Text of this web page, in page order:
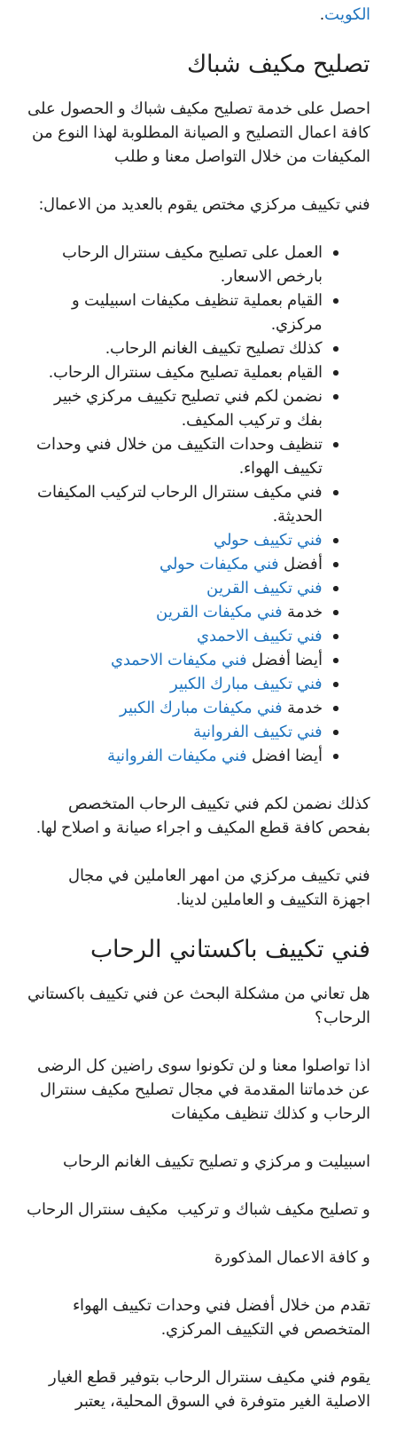
الكويت.
تصليح مكيف شباك
احصل على خدمة تصليح مكيف شباك و الحصول على
كافة اعمال التصليح و الصيانة المطلوبة لهذا النوع من
المكيفات من خلال التواصل معنا و طلب
فني تكييف مركزي مختص يقوم بالعديد من الاعمال:
العمل على تصليح مكيف سنترال الرحاب
بارخص الاسعار.
القيام بعملية تنظيف مكيفات اسبيليت و
مركزي.
كذلك تصليح تكييف الغانم الرحاب.
القيام بعملية تصليح مكيف سنترال الرحاب.
نضمن لكم فني تصليح تكييف مركزي خبير
بفك و تركيب المكيف.
تنظيف وحدات التكييف من خلال فني وحدات
تكييف الهواء.
فني مكيف سنترال الرحاب لتركيب المكيفات
الحديثة.
فني تكييف حولي
أفضل فني مكيفات حولي
فني تكييف القرين
خدمة فني مكيفات القرين
فني تكييف الاحمدي
أيضا أفضل فني مكيفات الاحمدي
فني تكييف مبارك الكبير
خدمة فني مكيفات مبارك الكبير
فني تكييف الفروانية
أيضا افضل فني مكيفات الفروانية
كذلك نضمن لكم فني تكييف الرحاب المتخصص
بفحص كافة قطع المكيف و اجراء صيانة و اصلاح لها.
فني تكييف مركزي من امهر العاملين في مجال
اجهزة التكييف و العاملين لدينا.
فني تكييف باكستاني الرحاب
هل تعاني من مشكلة البحث عن فني تكييف باكستاني
الرحاب؟
اذا تواصلوا معنا و لن تكونوا سوى راضين كل الرضى
عن خدماتنا المقدمة في مجال تصليح مكيف سنترال
الرحاب و كذلك تنظيف مكيفات
اسبيليت و مركزي و تصليح تكييف الغانم الرحاب
و تصليح مكيف شباك و تركيب مكيف سنترال الرحاب
و كافة الاعمال المذكورة
تقدم من خلال أفضل فني وحدات تكييف الهواء
المتخصص في التكييف المركزي.
يقوم فني مكيف سنترال الرحاب بتوفير قطع الغيار
الاصلية الغير متوفرة في السوق المحلية، يعتبر